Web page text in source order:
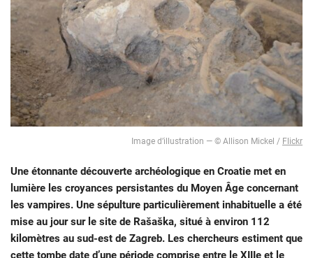
Image d’illustration — © Allison Mickel / Flickr
Une étonnante découverte archéologique en Croatie met en
lumière les croyances persistantes du Moyen Âge concernant
les vampires. Une sépulture particulièrement inhabituelle a été
mise au jour sur le site de Rašaška, situé à environ 112
kilomètres au sud-est de Zagreb. Les chercheurs estiment que
cette tombe date d’une période comprise entre le XIIIe et le